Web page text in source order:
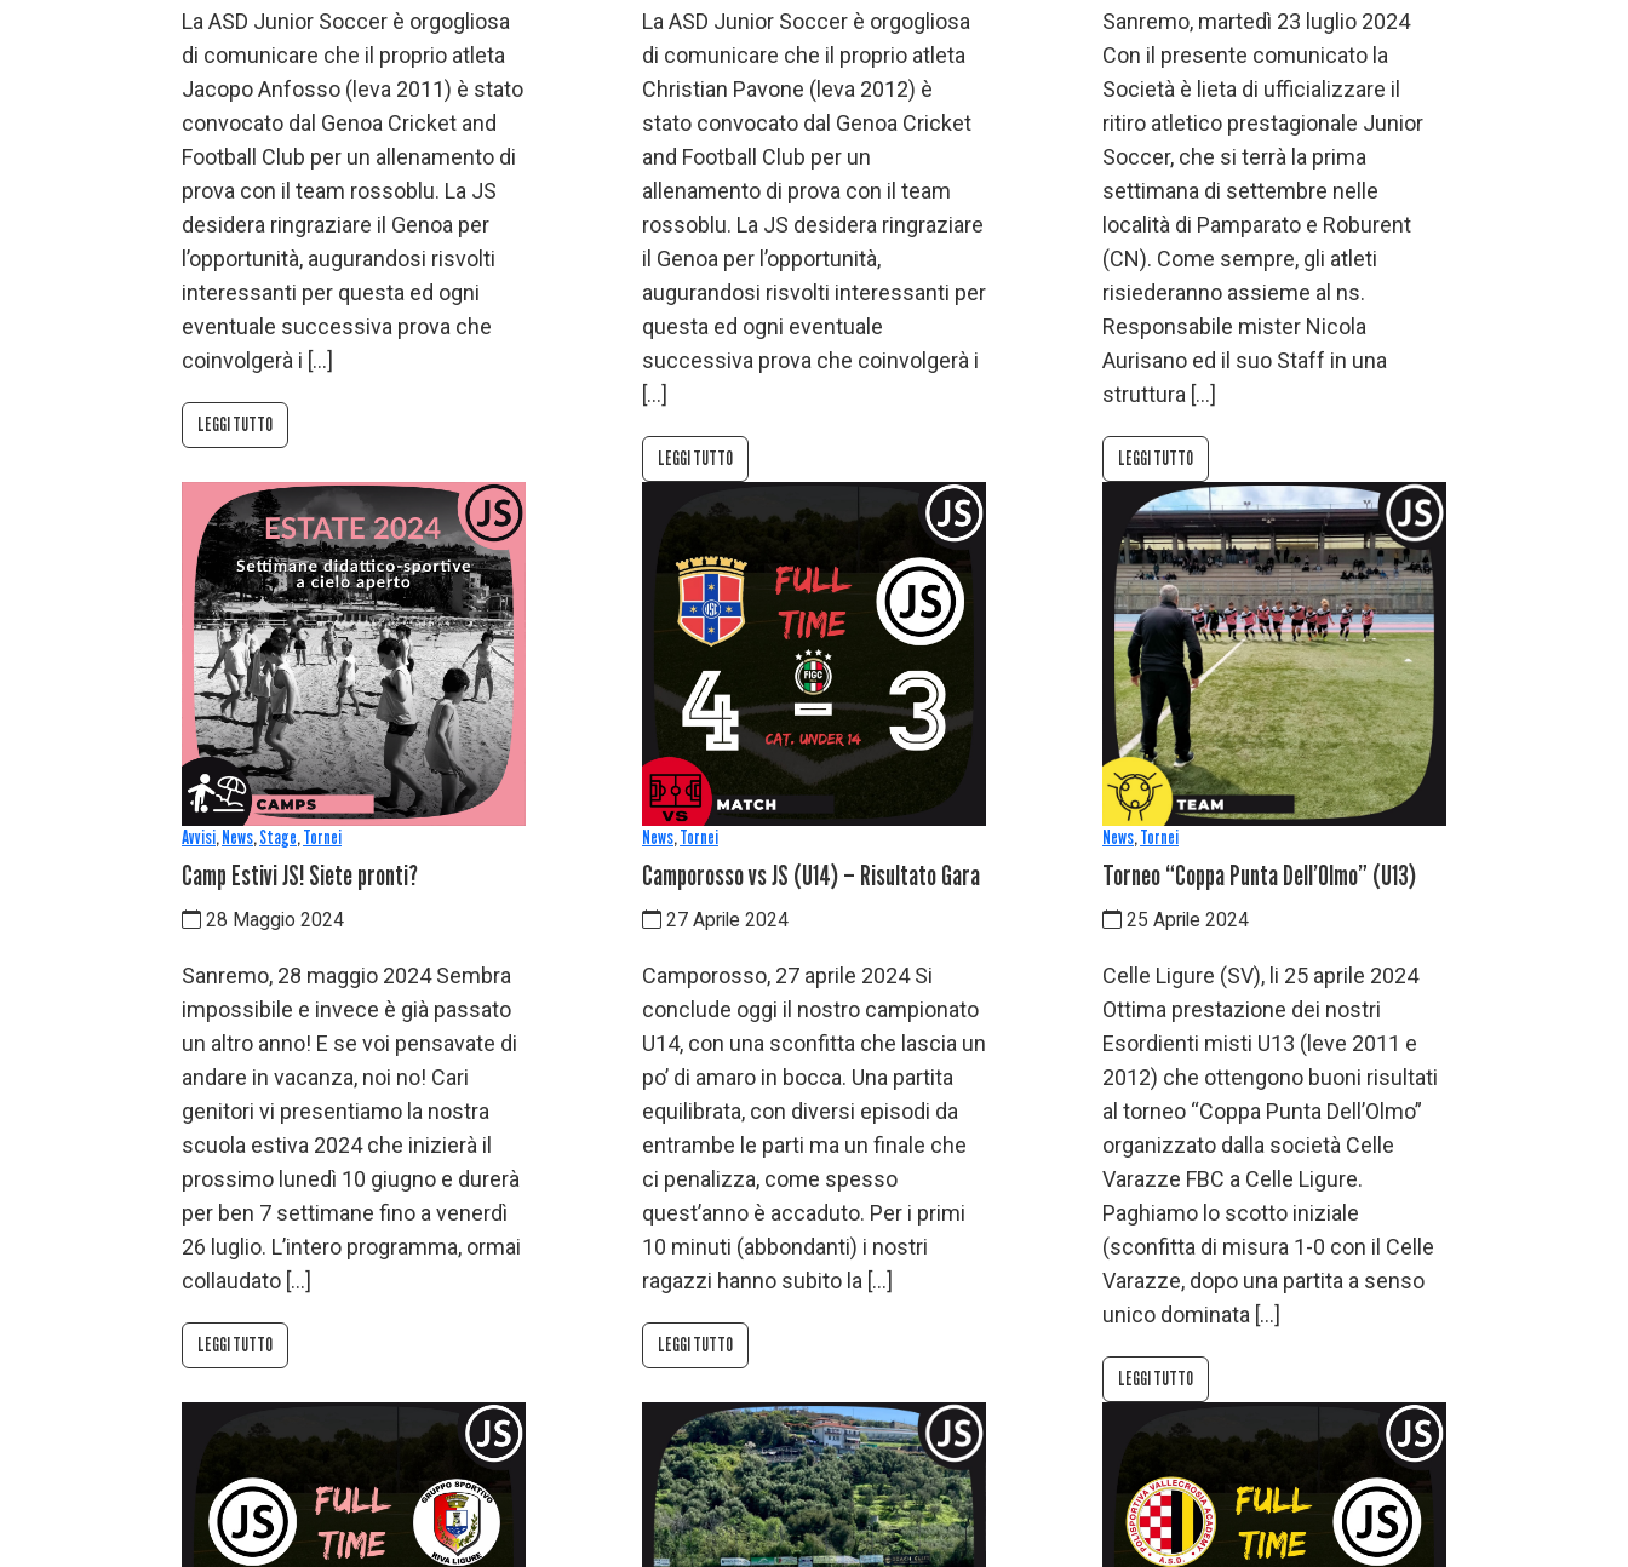
La ASD Junior Soccer è orgogliosa
di comunicare che il proprio atleta
Jacopo Anfosso (leva 2011) è stato
convocato dal Genoa Cricket and
Football Club per un allenamento di
prova con il team rossoblu. La JS
desidera ringraziare il Genoa per
l’opportunità, augurandosi risvolti
interessanti per questa ed ogni
eventuale successiva prova che
coinvolgerà i […]
LEGGI TUTTO
La ASD Junior Soccer è orgogliosa
di comunicare che il proprio atleta
Christian Pavone (leva 2012) è
stato convocato dal Genoa Cricket
and Football Club per un
allenamento di prova con il team
rossoblu. La JS desidera ringraziare
il Genoa per l’opportunità,
augurandosi risvolti interessanti per
questa ed ogni eventuale
successiva prova che coinvolgerà i
[…]
LEGGI TUTTO
Sanremo, martedì 23 luglio 2024
Con il presente comunicato la
Società è lieta di ufficializzare il
ritiro atletico prestagionale Junior
Soccer, che si terrà la prima
settimana di settembre nelle
località di Pamparato e Roburent
(CN). Come sempre, gli atleti
risiederanno assieme al ns.
Responsabile mister Nicola
Aurisano ed il suo Staff in una
struttura […]
LEGGI TUTTO
Avvisi,News,Stage,Tornei
Camp Estivi JS! Siete pronti?
28 Maggio 2024
Sanremo, 28 maggio 2024 Sembra
impossibile e invece è già passato
un altro anno! E se voi pensavate di
andare in vacanza, noi no! Cari
genitori vi presentiamo la nostra
scuola estiva 2024 che inizierà il
prossimo lunedì 10 giugno e durerà
per ben 7 settimane fino a venerdì
26 luglio. L’intero programma, ormai
collaudato […]
LEGGI TUTTO
News,Tornei
Camporosso vs JS (U14) – Risultato Gara
27 Aprile 2024
Camporosso, 27 aprile 2024 Si
conclude oggi il nostro campionato
U14, con una sconfitta che lascia un
po’ di amaro in bocca. Una partita
equilibrata, con diversi episodi da
entrambe le parti ma un finale che
ci penalizza, come spesso
quest’anno è accaduto. Per i primi
10 minuti (abbondanti) i nostri
ragazzi hanno subito la […]
LEGGI TUTTO
News,Tornei
Torneo “Coppa Punta Dell’Olmo” (U13)
25 Aprile 2024
Celle Ligure (SV), li 25 aprile 2024
Ottima prestazione dei nostri
Esordienti misti U13 (leve 2011 e
2012) che ottengono buoni risultati
al torneo “Coppa Punta Dell’Olmo”
organizzato dalla società Celle
Varazze FBC a Celle Ligure.
Paghiamo lo scotto iniziale
(sconfitta di misura 1-0 con il Celle
Varazze, dopo una partita a senso
unico dominata […]
LEGGI TUTTO